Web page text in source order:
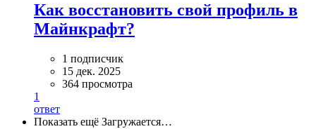
Как восстановить свой профиль в
Майнкрафт?
1 подписчик
15 дек. 2025
364 просмотра
1
ответ
Показать ещё Загружается…